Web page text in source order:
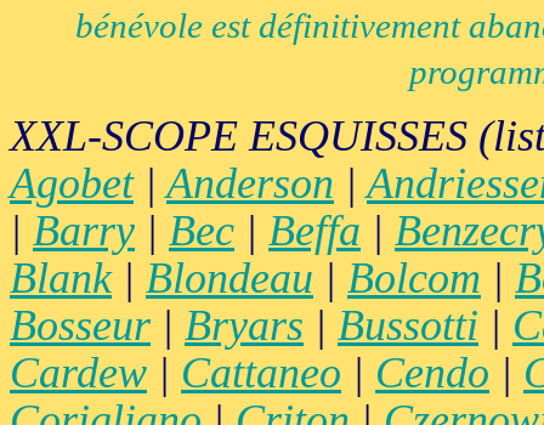
bénévole est définitivement
XXL-SCOPE ESQUISSES
Agobet|Anderson |
| Barry | Bec | Beffa |
Blank| Blondeau | Bolcom |
Bosseur | Bryars | Bussotti |
Cardew | Cattaneo | Cendo |